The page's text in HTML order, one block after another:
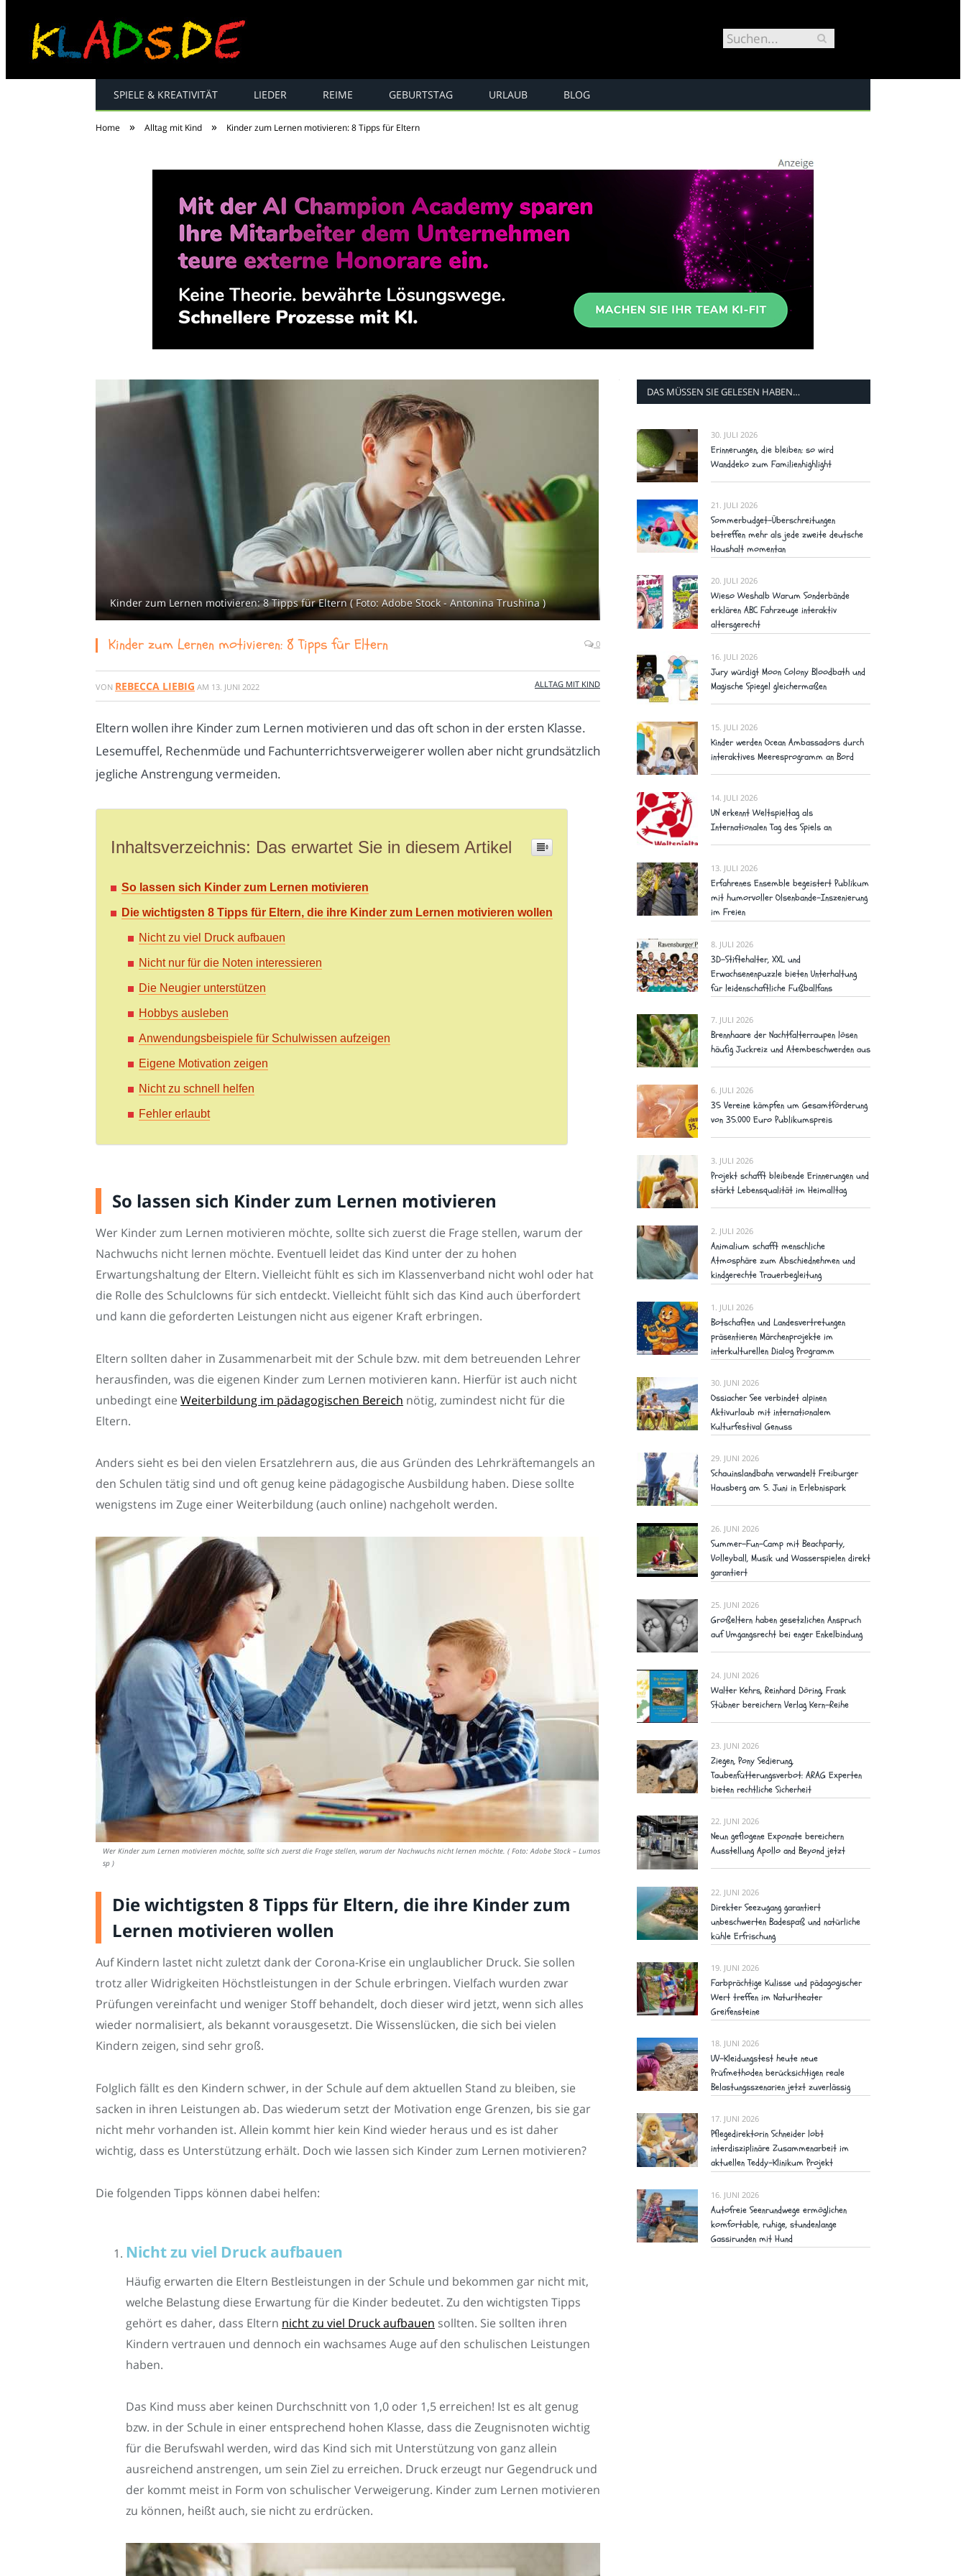
Kinderreime, Spiele, Spaß ...
SPIELE & KREATIVITÄT LIEDER REIME GEBURTSTAG URLAUB BLOG
Home » Alltag mit Kind » Kinder zum Lernen motivieren: 8 Tipps für Eltern
Kinder zum Lernen motivieren: 8 Tipps für Eltern ( Foto: Adobe Stock - Antonina Trushina )
Kinder zum Lernen motivieren: 8 Tipps für Eltern 0
VON REBECCA LIEBIG AM 13. JUNI 2022 ALLTAG MIT KIND
Eltern wollen ihre Kinder zum Lernen motivieren und das oft schon in der ersten Klasse.
Lesemuffel, Rechenmüde und Fachunterrichtsverweigerer wollen aber nicht grundsätzlich
jegliche Anstrengung vermeiden.
Inhaltsverzeichnis: Das erwartet Sie in diesem Artikel
So lassen sich Kinder zum Lernen motivieren
Die wichtigsten 8 Tipps für Eltern, die ihre Kinder zum Lernen motivieren wollen
Nicht zu viel Druck aufbauen
Nicht nur für die Noten interessieren
Die Neugier unterstützen
Hobbys ausleben
Anwendungsbeispiele für Schulwissen aufzeigen
Eigene Motivation zeigen
Nicht zu schnell helfen
Fehler erlaubt
So lassen sich Kinder zum Lernen motivieren
Wer Kinder zum Lernen motivieren möchte, sollte sich zuerst die Frage stellen, warum der
Nachwuchs nicht lernen möchte. Eventuell leidet das Kind unter der zu hohen
Erwartungshaltung der Eltern. Vielleicht fühlt es sich im Klassenverband nicht wohl oder hat
die Rolle des Schulclowns für sich entdeckt. Vielleicht fühlt sich das Kind auch überfordert
und kann die geforderten Leistungen nicht aus eigener Kraft erbringen.
Eltern sollten daher in Zusammenarbeit mit der Schule bzw. mit dem betreuenden Lehrer
herausfinden, was die eigenen Kinder zum Lernen motivieren kann. Hierfür ist auch nicht
unbedingt eine Weiterbildung im pädagogischen Bereich nötig, zumindest nicht für die
Eltern.
Anders sieht es bei den vielen Ersatzlehrern aus, die aus Gründen des Lehrkräftemangels an
den Schulen tätig sind und oft genug keine pädagogische Ausbildung haben. Diese sollte
wenigstens im Zuge einer Weiterbildung (auch online) nachgeholt werden.
Wer Kinder zum Lernen motivieren möchte, sollte sich zuerst die Frage stellen, warum der Nachwuchs nicht lernen möchte. ( Foto: Adobe Stock – Lumos
sp )
Die wichtigsten 8 Tipps für Eltern, die ihre Kinder zum
Lernen motivieren wollen
Auf Kindern lastet nicht zuletzt dank der Corona-Krise ein unglaublicher Druck. Sie sollen
trotz aller Widrigkeiten Höchstleistungen in der Schule erbringen. Vielfach wurden zwar
Prüfungen vereinfacht und weniger Stoff behandelt, doch dieser wird jetzt, wenn sich alles
wieder normalisiert, als bekannt vorausgesetzt. Die Wissenslücken, die sich bei vielen
Kindern zeigen, sind sehr groß.
Folglich fällt es den Kindern schwer, in der Schule auf dem aktuellen Stand zu bleiben, sie
sacken in ihren Leistungen ab. Das wiederum setzt der Motivation enge Grenzen, bis sie gar
nicht mehr vorhanden ist. Allein kommt hier kein Kind wieder heraus und es ist daher
wichtig, dass es Unterstützung erhält. Doch wie lassen sich Kinder zum Lernen motivieren?
Die folgenden Tipps können dabei helfen:
Nicht zu viel Druck aufbauen
Häufig erwarten die Eltern Bestleistungen in der Schule und bekommen gar nicht mit,
welche Belastung diese Erwartung für die Kinder bedeutet. Zu den wichtigsten Tipps
gehört es daher, dass Eltern nicht zu viel Druck aufbauen sollten. Sie sollten ihren
Kindern vertrauen und dennoch ein wachsames Auge auf den schulischen Leistungen
haben.
Das Kind muss aber keinen Durchschnitt von 1,0 oder 1,5 erreichen! Ist es alt genug
bzw. in der Schule in einer entsprechend hohen Klasse, dass die Zeugnisnoten wichtig
für die Berufswahl werden, wird das Kind sich mit Unterstützung von ganz allein
ausreichend anstrengen, um sein Ziel zu erreichen. Druck erzeugt nur Gegendruck und
der kommt meist in Form von schulischer Verweigerung. Kinder zum Lernen motivieren
zu können, heißt auch, sie nicht zu erdrücken.
DAS MÜSSEN SIE GELESEN HABEN…
30. JULI 2026
Erinnerungen, die bleiben: so wird
Wanddeko zum Familienhighlight
21. JULI 2026
Sommerbudget-Überschreitungen
betreffen mehr als jede zweite deutsche
Haushalt momentan
20. JULI 2026
Wieso Weshalb Warum Sonderbände
erklären ABC Fahrzeuge interaktiv
altersgerecht
16. JULI 2026
Jury würdigt Moon Colony Bloodbath und
Magische Spiegel gleichermaßen
15. JULI 2026
Kinder werden Ocean Ambassadors durch
interaktives Meeresprogramm an Bord
14. JULI 2026
UN erkennt Weltspieltag als
Internationalen Tag des Spiels an
13. JULI 2026
Erfahrenes Ensemble begeistert Publikum
mit humorvoller Olsenbande-Inszenierung
im Freien
8. JULI 2026
3D-Stiftehalter, XXL und
Erwachsenenpuzzle bieten Unterhaltung
für leidenschaftliche Fußballfans
7. JULI 2026
Brennhaare der Nachtfalterraupen lösen
häufig Juckreiz und Atembeschwerden aus
6. JULI 2026
35 Vereine kämpfen um Gesamtförderung
von 35.000 Euro Publikumspreis
3. JULI 2026
Projekt schafft bleibende Erinnerungen und
stärkt Lebensqualität im Heimalltag
2. JULI 2026
Animalium schafft menschliche
Atmosphäre zum Abschiednehmen und
kindgerechte Trauerbegleitung
1. JULI 2026
Botschaften und Landesvertretungen
präsentieren Märchenprojekte im
interkulturellen Dialog Programm
30. JUNI 2026
Ossiacher See verbindet alpinen
Aktivurlaub mit internationalem
Kulturfestival Genuss
29. JUNI 2026
Schauinslandbahn verwandelt Freiburger
Hausberg am 5. Juni in Erlebnispark
26. JUNI 2026
Summer-Fun-Camp mit Beachparty,
Volleyball, Musik und Wasserspielen direkt
garantiert
25. JUNI 2026
Großeltern haben gesetzlichen Anspruch
auf Umgangsrecht bei enger Enkelbindung
24. JUNI 2026
Walter Kehrs, Reinhard Döring, Frank
Stübner bereichern Verlag Kern-Reihe
23. JUNI 2026
Ziegen, Pony Sedierung,
Taubenfütterungsverbot: ARAG Experten
bieten rechtliche Sicherheit
22. JUNI 2026
Neun geflogene Exponate bereichern
Ausstellung Apollo and Beyond jetzt
22. JUNI 2026
Direkter Seezugang garantiert
unbeschwerten Badespaß und natürliche
kühle Erfrischung
19. JUNI 2026
Farbprächtige Kulisse und pädagogischer
Wert treffen im Naturtheater
Greifensteine
18. JUNI 2026
UV-Kleidungstest heute neue
Prüfmethoden berücksichtigen reale
Belastungsszenarien jetzt zuverlässig
17. JUNI 2026
Pflegedirektorin Schneider lobt
interdisziplinäre Zusammenarbeit im
aktuellen Teddy-Klinikum Projekt
16. JUNI 2026
Autofreie Seenrundwege ermöglichen
komfortable, ruhige, stundenlange
Gassirunden mit Hund